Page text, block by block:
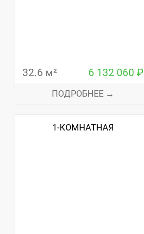
32.6 м² 6 132 060 ₽
ПОДРОБНЕЕ →
1-КОМНАТНАЯ